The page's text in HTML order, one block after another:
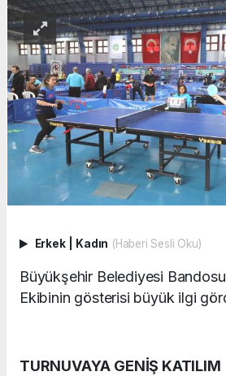
Erkek Kadın (Haberi Sesli Oku)
Büyükşehir Belediyesi
Ekibinin gösterisi büyük ilgi
TURNUVAYA GENİŞ KATILIM